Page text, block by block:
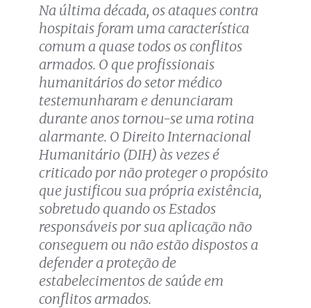
Na última década, os ataques contra
hospitais foram uma característica
comum a quase todos os conflitos
armados. O que profissionais
humanitários do setor médico
testemunharam e denunciaram
durante anos tornou-se uma rotina
alarmante. O Direito Internacional
Humanitário (DIH) às vezes é
criticado por não proteger o propósito
que justificou sua própria existência,
sobretudo quando os Estados
responsáveis por sua aplicação não
conseguem ou não estão dispostos a
defender a proteção de
estabelecimentos de saúde em
conflitos armados.